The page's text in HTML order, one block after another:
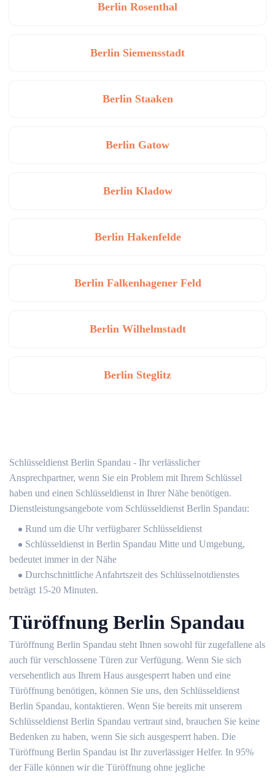
Berlin Rosenthal
Berlin Siemensstadt
Berlin Staaken
Berlin Gatow
Berlin Kladow
Berlin Hakenfelde
Berlin Falkenhagener Feld
Berlin Wilhelmstadt
Berlin Steglitz
Schlüsseldienst Berlin Spandau - Ihr verlässlicher
Ansprechpartner, wenn Sie ein Problem mit Ihrem Schlüssel
haben und einen Schlüsseldienst in Ihrer Nähe benötigen.
Dienstleistungsangebote vom Schlüsseldienst Berlin Spandau:
Rund um die Uhr verfügbarer Schlüsseldienst
Schlüsseldienst in Berlin Spandau Mitte und Umgebung,
bedeutet immer in der Nähe
Durchschnittliche Anfahrtszeit des Schlüsselnotdienstes
beträgt 15-20 Minuten.
Türöffnung Berlin Spandau
Türöffnung Berlin Spandau steht Ihnen sowohl für zugefallene als
auch für verschlossene Türen zur Verfügung. Wenn Sie sich
versehentlich aus Ihrem Haus ausgesperrt haben und eine
Türöffnung benötigen, können Sie uns, den Schlüsseldienst
Berlin Spandau, kontaktieren. Wenn Sie bereits mit unserem
Schlüsseldienst Berlin Spandau vertraut sind, brauchen Sie keine
Bedenken zu haben, wenn Sie sich ausgesperrt haben. Die
Türöffnung Berlin Spandau ist Ihr zuverlässiger Helfer. In 95%
der Fälle können wir die Türöffnung ohne jegliche